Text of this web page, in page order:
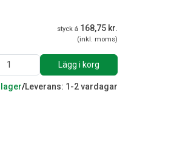
styck á 168,75 kr.
(inkl. moms)
Lägg i korg
I lager/Leverans: 1-2 vardagar